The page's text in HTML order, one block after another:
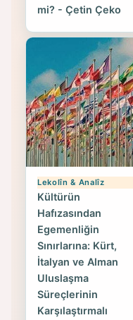
mi? - Çetin Çeko
Lekolîn & Analîz
Kültürün
Hafızasından
Egemenliğin
Sınırlarına: Kürt,
İtalyan ve Alman
Uluslaşma
Süreçlerinin
Karşılaştırmalı